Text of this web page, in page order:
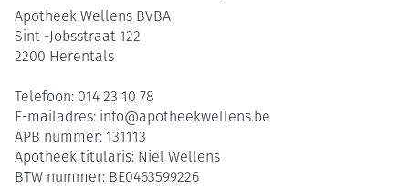
Apotheek Wellens BVBA
Sint -Jobsstraat 122
2200 Herentals
Telefoon: 014 23 10 78
E-mailadres: info@apotheekwellens.be
APB nummer: 131113
Apotheek titularis: Niel Wellens
BTW nummer: BE0463599226